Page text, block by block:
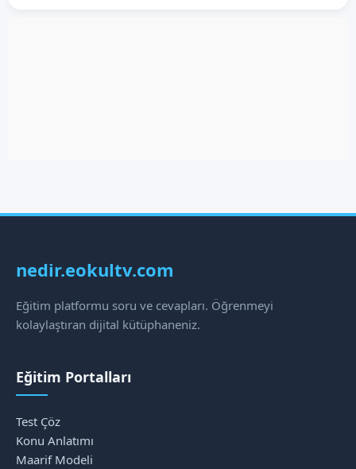
nedir.eokultv.com
Eğitim platformu soru ve cevapları. Öğrenmeyi
kolaylaştıran dijital kütüphaneniz.
Eğitim Portalları
Test Çöz
Konu Anlatımı
Maarif Modeli